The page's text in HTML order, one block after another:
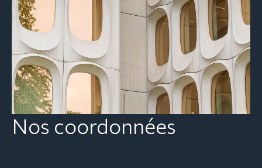
Nos coordonnées